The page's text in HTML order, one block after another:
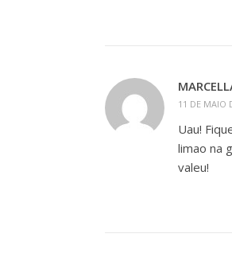
11 DE MAIO
Uau!
limao na
valeu!